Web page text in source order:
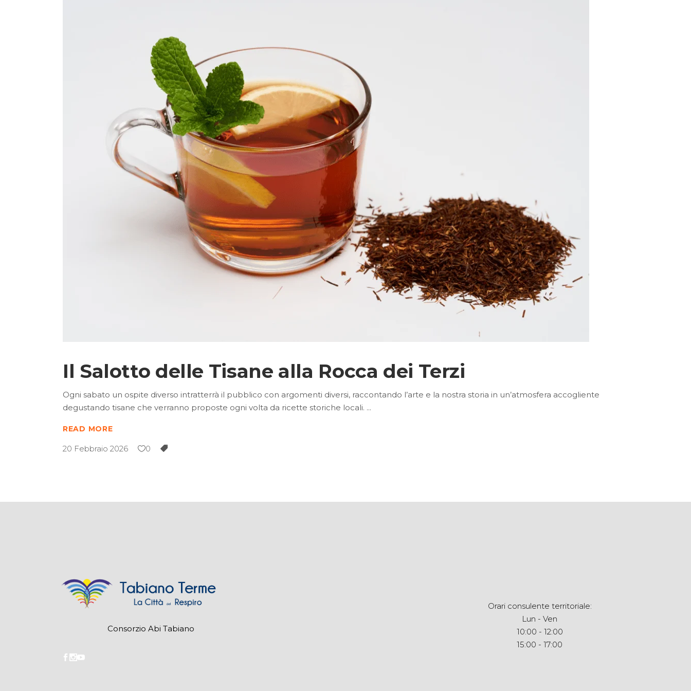
Il Salotto delle Tisane alla Rocca dei Terzi
Ogni sabato un ospite diverso intratterrà il pubblico con argomenti diversi, raccontando l’arte e la nostra storia in un’atmosfera accogliente
degustando tisane che verranno proposte ogni volta da ricette storiche locali.
READ MORE
20 Febbraio 2026 0
Consorzio Abi Tabiano
Orari consulente territoriale:
Lun - Ven
10:00 - 12:00
15:00 - 17:00